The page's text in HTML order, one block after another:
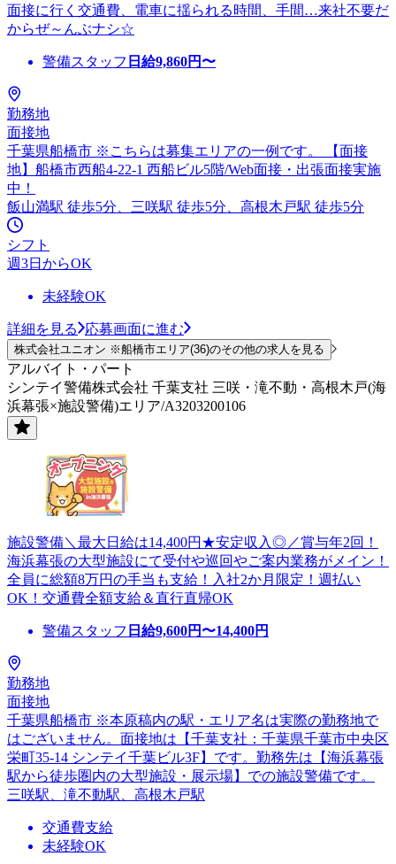
面接に行く交通費、電車に揺られる時間、手間…来社不要だ
からぜ～んぶナシ☆
警備スタッフ 日給9,860円〜
勤務地
面接地
千葉県船橋市 ※こちらは募集エリアの一例です。 【面接
地】船橋市西船4-22-1 西船ビル5階/Web面接・出張面接実施
中！
飯山満駅 徒歩5分、三咲駅 徒歩5分、高根木戸駅 徒歩5分
シフト
週3日からOK
未経験OK
詳細を見る 応募画面に進む
株式会社ユニオン ※船橋市エリア(36)のその他の求人を見る
アルバイト・パート
シンテイ警備株式会社 千葉支社 三咲・滝不動・高根木戸(海
浜幕張×施設警備)エリア/A3203200106
施設警備＼最大日給は14,400円★安定収入◎／賞与年2回！
海浜幕張の大型施設にて受付や巡回やご案内業務がメイン！
全員に総額8万円の手当も支給！入社2か月限定！週払い
OK！交通費全額支給＆直行直帰OK
警備スタッフ 日給9,600円〜14,400円
勤務地
面接地
千葉県船橋市 ※本原稿内の駅・エリア名は実際の勤務地で
はございません。面接地は【千葉支社：千葉県千葉市中央区
栄町35-14 シンテイ千葉ビル3F】です。勤務先は【海浜幕張
駅から徒歩圏内の大型施設・展示場】での施設警備です。
三咲駅、滝不動駅、高根木戸駅
交通費支給
未経験OK